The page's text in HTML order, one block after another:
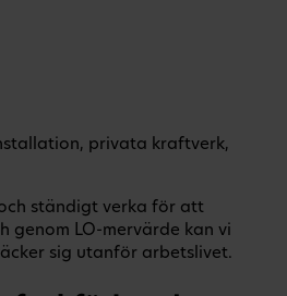
privata kraftverk,
ständigt verka för att
LO-mervärde kan vi
sig utanför arbetslivet.